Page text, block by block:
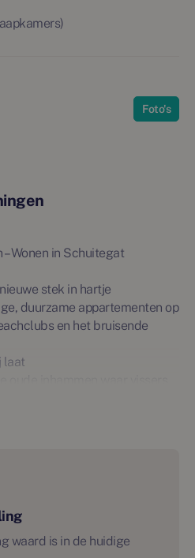
Foto's
Wonen in Schuitegat
stek in hartje
duurzame appartementen op
en het bruisende
laat
Vandaag betekent het:
Treilerweg (ongeveer 50–70 m²)
de straatzijde.
Korbootstraat (ongeveer 54–
waard is in de huidige